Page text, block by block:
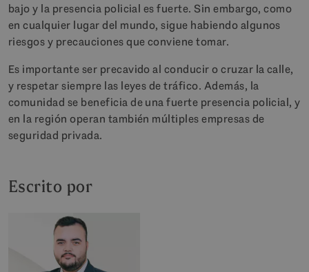
bajo y la presencia policial es fuerte. Sin embargo, como
en cualquier lugar del mundo, sigue habiendo algunos
riesgos y precauciones que conviene tomar.
Es importante ser precavido al conducir o cruzar la calle,
y respetar siempre las leyes de tráfico. Además, la
comunidad se beneficia de una fuerte presencia policial, y
en la región operan también múltiples empresas de
seguridad privada.
Escrito por